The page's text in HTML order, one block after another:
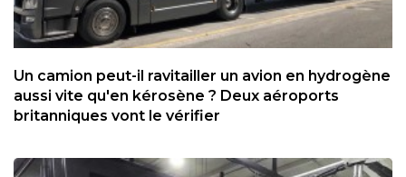
Un camion peut-il ravitailler un avion en hydrogène
aussi vite qu'en kérosène ? Deux aéroports
britanniques vont le vérifier